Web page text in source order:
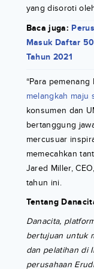
yang disoroti
Baca juga:
Masuk Daftar
Tahun 2021
“Para
melangkah maju
konsumen dan
bertanggung
mercusuar
memecahkan
Jared Miller,
tahun ini.
Tentang
Danacita,
bertujuan untuk
dan pelatihan di
perusahaan